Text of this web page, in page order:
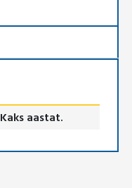
Kaks aastat.